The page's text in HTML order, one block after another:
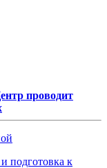
проводит
подготовка к